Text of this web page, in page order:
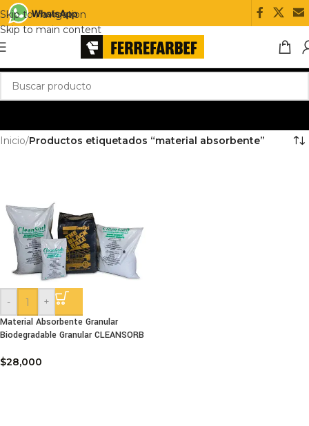
Skip to navigation
Skip to main content
Inicio/Productos etiquetados “material absorbente”
-
+
Material Absorbente Granular
Biodegradable Granular CLEANSORB
$28,000